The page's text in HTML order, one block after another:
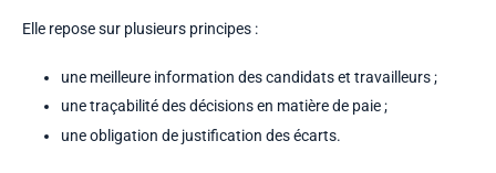
Elle repose sur plusieurs principes :
une meilleure information des candidats et travailleurs ;
une traçabilité des décisions en matière de paie ;
une obligation de justification des écarts.